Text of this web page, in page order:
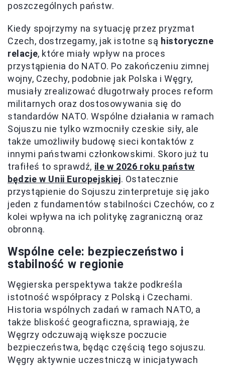
poszczególnych państw.
Kiedy spojrzymy na sytuację przez pryzmat
Czech, dostrzegamy, jak istotne są historyczne
relacje, które miały wpływ na proces
przystąpienia do NATO. Po zakończeniu zimnej
wojny, Czechy, podobnie jak Polska i Węgry,
musiały zrealizować długotrwały proces reform
militarnych oraz dostosowywania się do
standardów NATO. Wspólne działania w ramach
Sojuszu nie tylko wzmocniły czeskie siły, ale
także umożliwiły budowę sieci kontaktów z
innymi państwami członkowskimi. Skoro już tu
trafiłeś to sprawdź, ile w 2026 roku państw
będzie w Unii Europejskiej. Ostatecznie
przystąpienie do Sojuszu zinterpretuje się jako
jeden z fundamentów stabilności Czechów, co z
kolei wpływa na ich politykę zagraniczną oraz
obronną.
Wspólne cele: bezpieczeństwo i
stabilność w regionie
Węgierska perspektywa także podkreśla
istotność współpracy z Polską i Czechami.
Historia wspólnych zadań w ramach NATO, a
także bliskość geograficzna, sprawiają, że
Węgrzy odczuwają większe poczucie
bezpieczeństwa, będąc częścią tego sojuszu.
Węgry aktywnie uczestniczą w inicjatywach